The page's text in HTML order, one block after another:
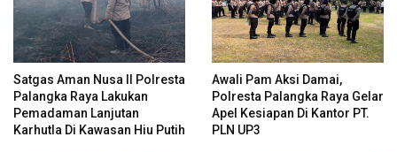
Satgas Aman Nusa II Polresta
Palangka Raya Lakukan
Pemadaman Lanjutan
Karhutla Di Kawasan Hiu Putih
Awali Pam Aksi Damai,
Polresta Palangka Raya Gelar
Apel Kesiapan Di Kantor PT.
PLN UP3